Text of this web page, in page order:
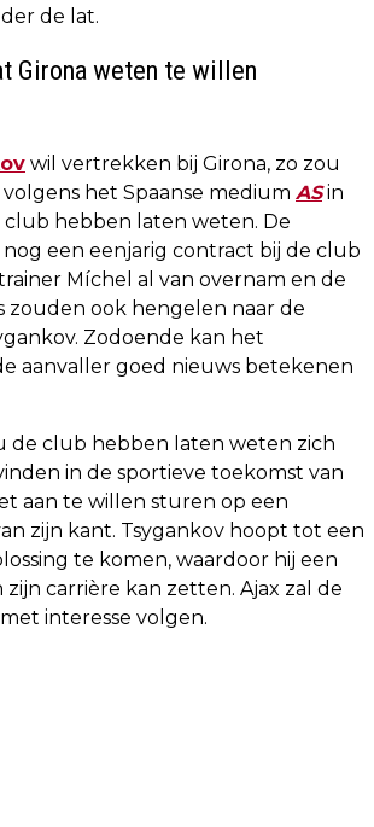
de lat.
Girona weten te willen
wil vertrekken bij Girona, zo zou
het Spaanse medium ASin
club hebben laten weten. De
een eenjarig contract bij de club
Míchel al van overnam en de
zouden ook hengelen naar de
Zodoende kan het
aanvaller goed nieuws betekenen
de club hebben laten weten zich
in de sportieve toekomst van
aan te willen sturen op een
zijn kant. Tsygankov hoopt tot een
te komen, waardoor hij een
carrière kan zetten. Ajax zal de
interesse volgen.